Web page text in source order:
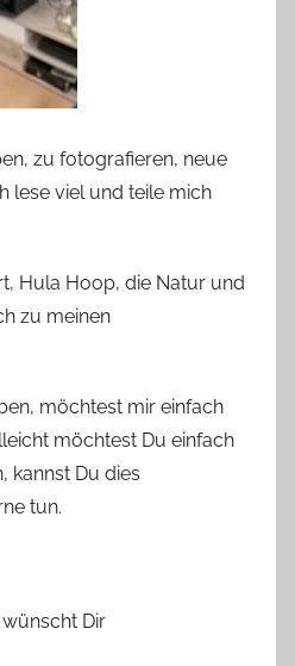
zu fotografieren, neue
lese viel und teile mich
Hula Hoop, die Natur und
zu meinen
möchtest mir einfach
möchtest Du einfach
kannst Du dies
tun.
Dir